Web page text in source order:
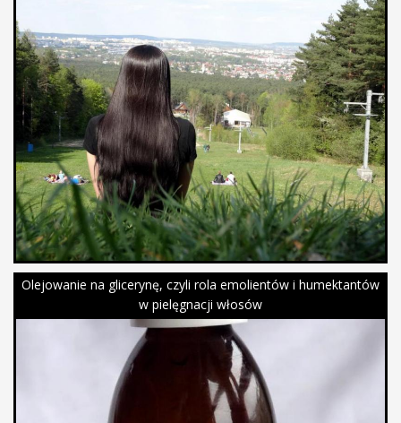
Olejowanie na glicerynę, czyli rola emolientów i humektantów
w pielęgnacji włosów